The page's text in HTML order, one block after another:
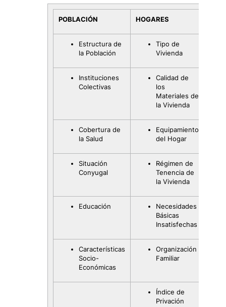
POBLACIÓN HOGARES
Estructura de
la Población
Tipo de
Vivienda
Instituciones
Colectivas
Calidad de
los
Materiales de
la Vivienda
Cobertura de
la Salud
Equipamiento
del Hogar
Situación
Conyugal
Régimen de
Tenencia de
la Vivienda
Educación
Necesidades
Básicas
Insatisfechas
Características
Socio-
Económicas
Organización
Familiar
Índice de
Privación